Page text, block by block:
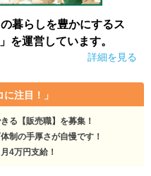
暮らしを豊かにするス
を運営しています。
詳細を見る
に注目！」
る【販売職】を募集！
制の手厚さが自慢です！
4万円支給！